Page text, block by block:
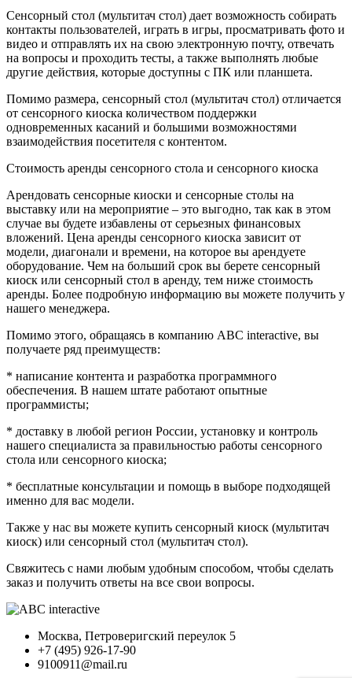
Сенсорный стол (мультитач стол) дает возможность собирать
контакты пользователей, играть в игры, просматривать фото и
видео и отправлять их на свою электронную почту, отвечать
на вопросы и проходить тесты, а также выполнять любые
другие действия, которые доступны с ПК или планшета.
Помимо размера, сенсорный стол (мультитач стол) отличается
от сенсорного киоска количеством поддержки
одновременных касаний и большими возможностями
взаимодействия посетителя с контентом.
Стоимость аренды сенсорного стола и сенсорного киоска
Арендовать сенсорные киоски и сенсорные столы на
выставку или на мероприятие – это выгодно, так как в этом
случае вы будете избавлены от серьезных финансовых
вложений. Цена аренды сенсорного киоска зависит от
модели, диагонали и времени, на которое вы арендуете
оборудование. Чем на больший срок вы берете сенсорный
киоск или сенсорный стол в аренду, тем ниже стоимость
аренды. Более подробную информацию вы можете получить у
нашего менеджера.
Помимо этого, обращаясь в компанию ABC interactive, вы
получаете ряд преимуществ:
* написание контента и разработка программного
обеспечения. В нашем штате работают опытные
программисты;
* доставку в любой регион России, установку и контроль
нашего специалиста за правильностью работы сенсорного
стола или сенсорного киоска;
* бесплатные консультации и помощь в выборе подходящей
именно для вас модели.
Также у нас вы можете купить сенсорный киоск (мультитач
киоск) или сенсорный стол (мультитач стол).
Свяжитесь с нами любым удобным способом, чтобы сделать
заказ и получить ответы на все свои вопросы.
Москва, Петроверигский переулок 5
+7 (495) 926-17-90
9100911@mail.ru